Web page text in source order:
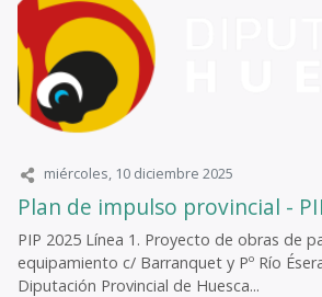
miércoles, 10 diciembre 2025
Plan de impulso provincial -
PIP 2025 Línea 1. Proyecto de obras de
equipamiento c/ Barranquet y Pº Río
Diputación Provincial de Huesca...